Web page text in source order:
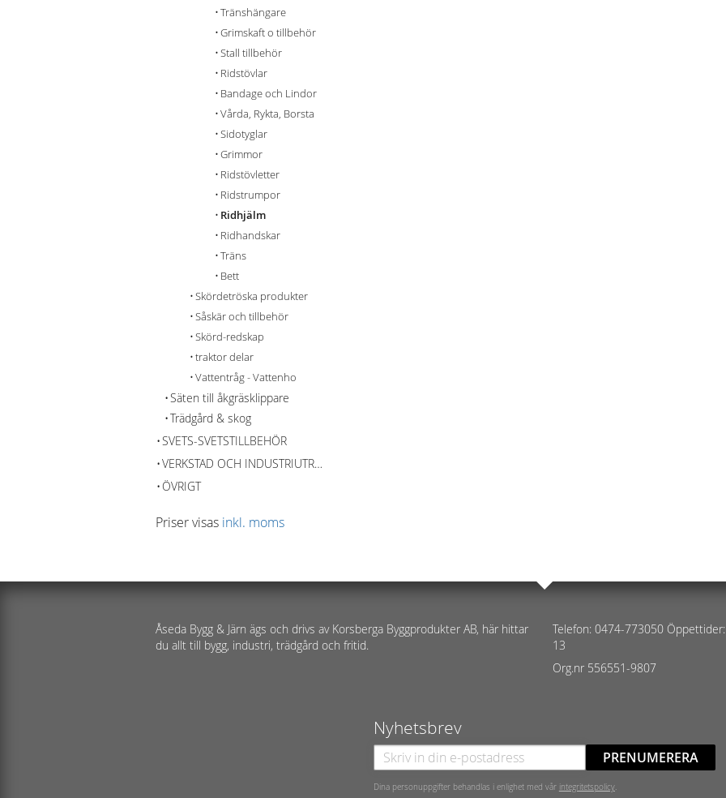
Tränshängare
Grimskaft o tillbehör
Stall tillbehör
Ridstövlar
Bandage och Lindor
Vårda, Rykta, Borsta
Sidotyglar
Grimmor
Ridstövletter
Ridstrumpor
Ridhjälm
Ridhandskar
Träns
Bett
Skördetröska produkter
Såskär och tillbehör
Skörd-redskap
traktor delar
Vattentråg - Vattenho
Säten till åkgräsklippare
Trädgård & skog
SVETS-SVETSTILLBEHÖR
VERKSTAD OCH INDUSTRIUTRUSTNING
ÖVRIGT
Priser visas inkl. moms
Åseda Bygg & Järn ägs och drivs av Korsberga Byggprodukter AB, här hittar
du allt till bygg, industri, trädgård och fritid.
Telefon: 0474-773050
13
Org.nr 556551-9807
Nyhetsbrev
PRENUMERERA
Dina personuppgifter behandlas i enlighet med vår integritetspolicy.